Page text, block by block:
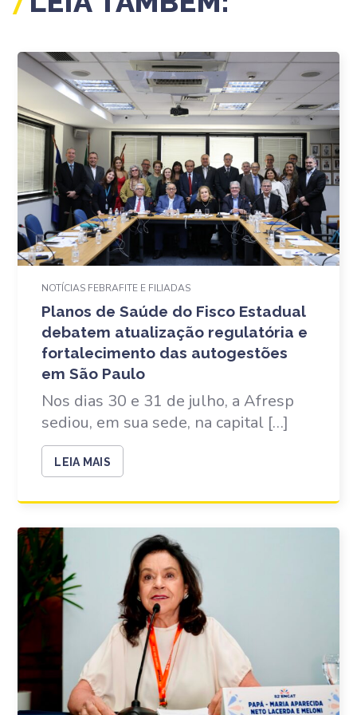
NOTÍCIAS FEBRAFITE E FILIADAS
Planos de Saúde do Fisco Estadual
debatem atualização regulatória e
fortalecimento das autogestões
em São Paulo
Nos dias 30 e 31 de julho, a Afresp
sediou, em sua sede, na capital […]
LEIA MAIS